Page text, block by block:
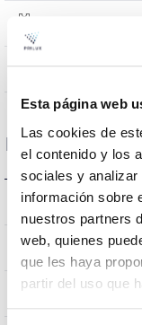
Esta página web
Las cookies de
el contenido y los
sociales y
información sobre
nuestros partners
web, quienes
que les haya
partir del uso que
Iluminación
Datos ópticos
Temperatura
CRI Índice de
Ángulo de